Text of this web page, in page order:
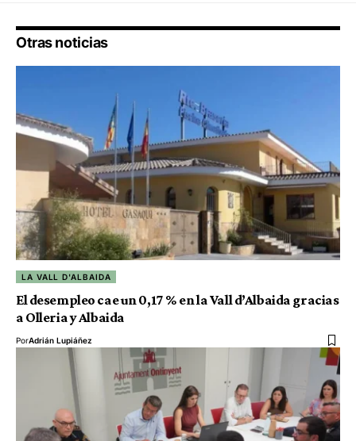
Otras noticias
LA VALL D'ALBAIDA
El desempleo cae un 0,17 % en la Vall d’Albaida gracias
a Olleria y Albaida
PorAdrián Lupiáñez